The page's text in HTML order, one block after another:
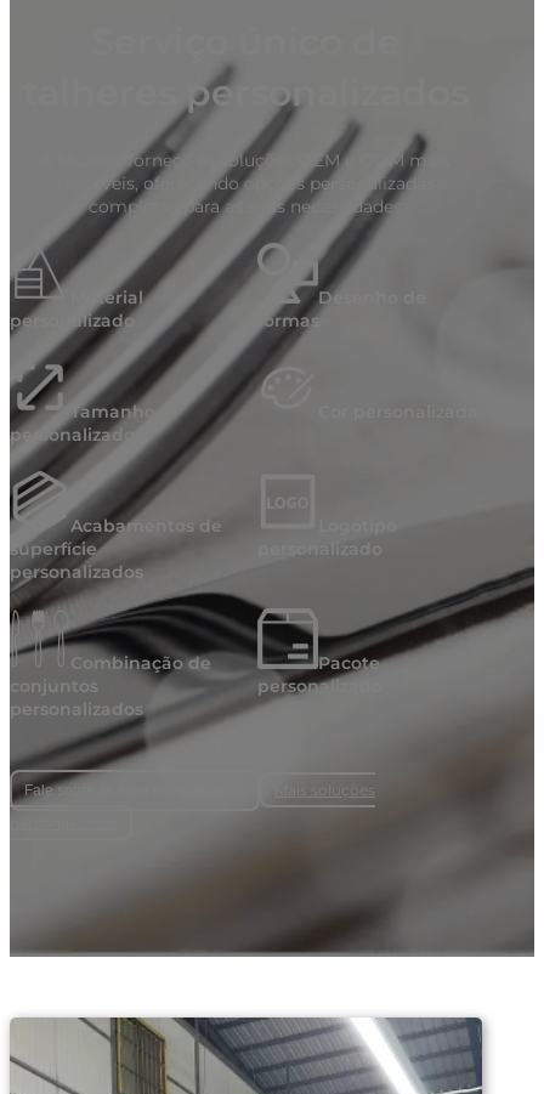
talheres personalizados
A Mcallen fornece as soluções OEM e ODM mais
rentáveis, oferecendo opções personalizadas
completas para as suas necessidades
Material
personalizado
Desenho de
formas
Tamanho
personalizado
Acabamentos de
superfície
personalizados
Combinação de
conjuntos
personalizados
Pacote
personalizado
Fale sobre as suas necessidades
Mais soluções